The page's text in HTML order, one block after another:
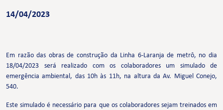
14/04/2023
Em razão das obras de construção da Linha 6-Laranja de metrô, no dia
18/04/2023 será realizado com os colaboradores um simulado de
emergência ambiental, das 10h às 11h, na altura da Av. Miguel Conejo,
540.
Este simulado é necessário para que os colaboradores sejam treinados em